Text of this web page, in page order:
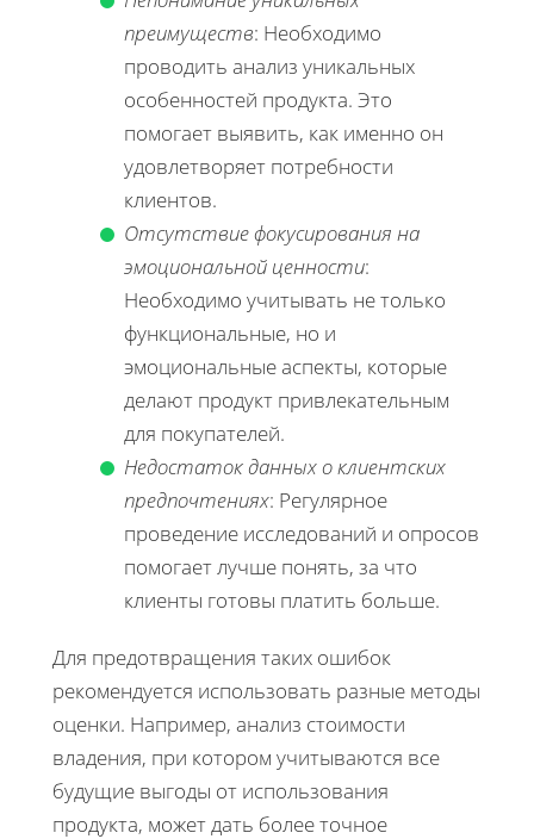
преимуществ: Необходимо
проводить анализ уникальных
особенностей продукта. Это
помогает выявить, как именно он
удовлетворяет потребности
клиентов.
Отсутствие фокусирования на
эмоциональной ценности:
Необходимо учитывать не только
функциональные, но и
эмоциональные аспекты, которые
делают продукт привлекательным
для покупателей.
Недостаток данных о клиентских
предпочтениях: Регулярное
проведение исследований и опросов
помогает лучше понять, за что
клиенты готовы платить больше.
Для предотвращения таких ошибок
рекомендуется использовать разные методы
оценки. Например, анализ стоимости
владения, при котором учитываются все
будущие выгоды от использования
продукта, может дать более точное